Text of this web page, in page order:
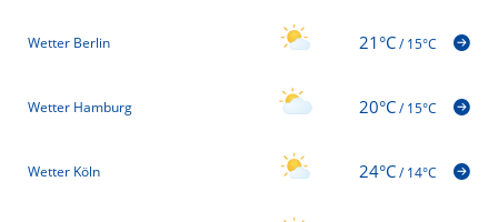
Wetter Berlin 21°C/15°C
Wetter Hamburg 20°C/15°C
Wetter Köln 24°C/14°C